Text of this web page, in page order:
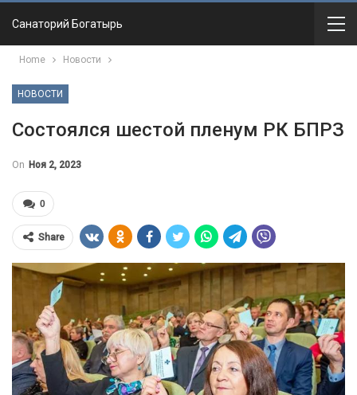
Санаторий Богатырь
Home Новости
НОВОСТИ
Состоялся шестой пленум РК БПРЗ
On Ноя 2, 2023
0
Share